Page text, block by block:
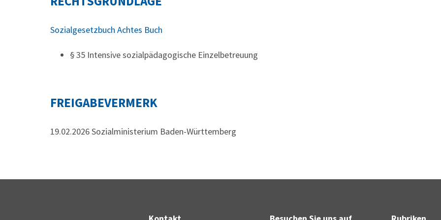
Sozialgesetzbuch Achtes Buch
§ 35 Intensive sozialpädagogische Einzelbetreuung
FREIGABEVERMERK
19.02.2026 Sozialministerium Baden-Württemberg